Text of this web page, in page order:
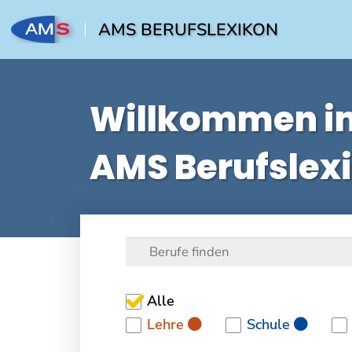
AMS BERUFSLEXIKON
Willkommen
AMS
Alle
Lehre
Schule